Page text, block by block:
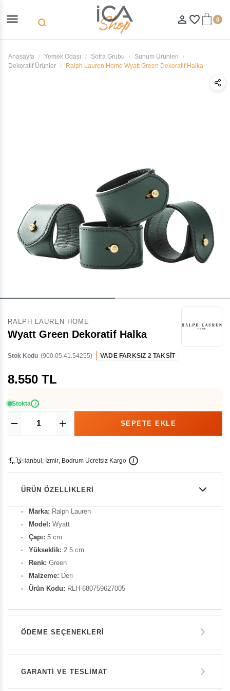
menu search person_outline favorite_border 0
Anasayfa Yemek Odası Sofra Grubu
Sunum Ürünleri
Dekoratif Ürünler
Ralph Lauren Home Wyatt Green Dekoratif Halka
RALPH LAUREN HOME
Wyatt Green Dekoratif Halka
Stok Kodu (900.05.41.54255) VADE FARKSIZ 2 TAKSİT
8.550 TL
Stokta i
İstanbu , İzmir, Bodrum Ücretsiz Kargo i
ÜRÜN ÖZELLIKLERI
Marka: Ralph Lauren
Model: Wyatt
Çapı: 5 cm
Yükseklik: 2.5 cm
Renk: Green
Malzeme: Deri
Ürün Kodu: RLH-680759627005
ÖDEME SEÇENEKLERI
8.550 TL
GARANTİ VE TESLİMAT